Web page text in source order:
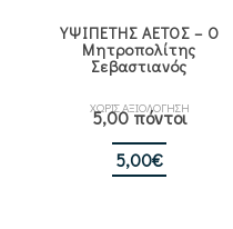
ΥΨΙΠΕΤΗΣ ΑΕΤΟΣ – Ο
Μητροπολίτης
Σεβαστιανός
ΧΩΡΙΣ ΑΞΙΟΛΟΓΗΣΗ
5,00 πόντοι
5,00€